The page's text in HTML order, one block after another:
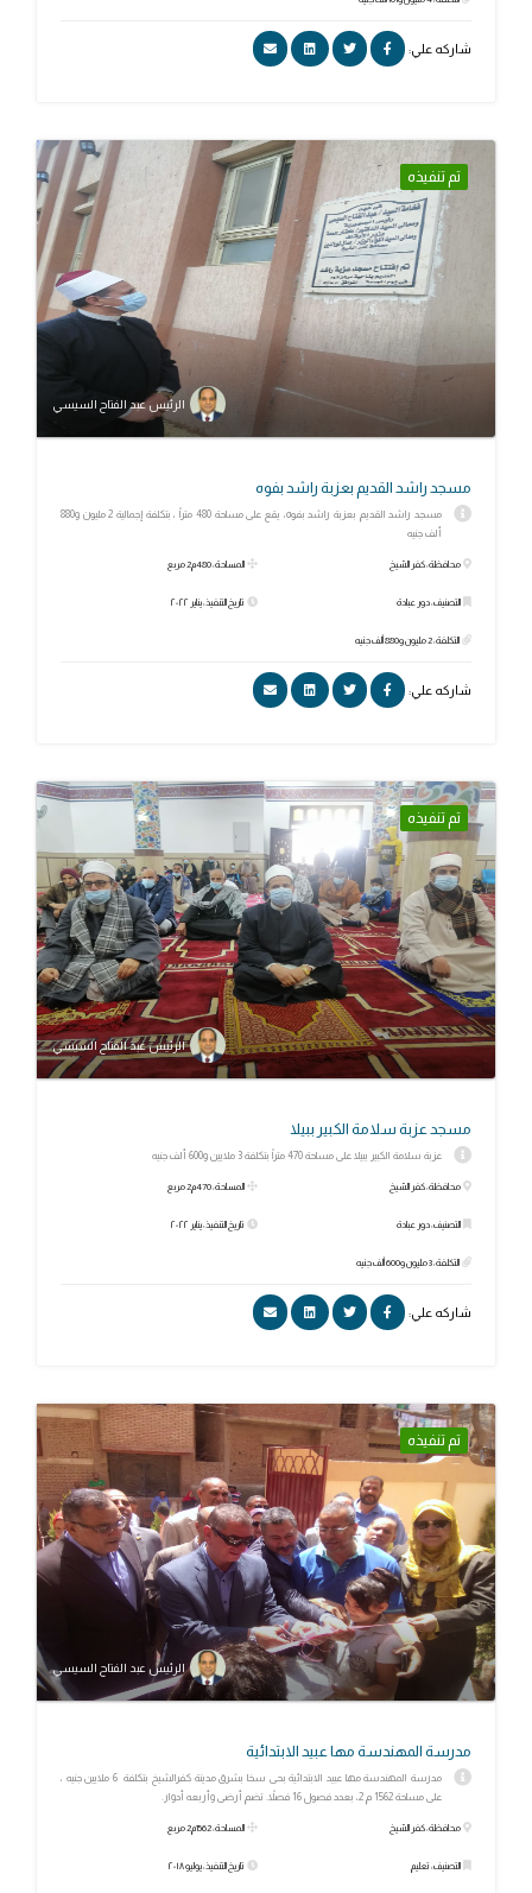
شاركه علي:
تم تنفيذه
الرئيس عبد الفتاح السيسي
مسجد راشد القديم بعزبة راشد بفوه
مسجد راشد القديم بعزبة راشد بفوه، يقع على مساحة 480 متراً ، بتكلفة إجمالية 2 مليون و880
ألف جنيه
محافظة: كفر الشيخ
التصنيف: دور عبادة
التكلفة: 2 مليون و880 ألف جنيه
المساحة: 480م2 مربع
تاريخ التنفيذ: يناير ٢٠٢٢
شاركه علي:
تم تنفيذه
الرئيس عبد الفتاح السيسي
مسجد عزبة سلامة الكبير ببيلا
عزبة سلامة الكبير ببيلا على مساحة 470 متراً بتكلفة 3 ملايين و600 ألف جنيه
محافظة: كفر الشيخ
التصنيف: دور عبادة
التكلفة: 3 مليون و600 ألف جنيه
المساحة: 470م2 مربع
تاريخ التنفيذ: يناير ٢٠٢٢
شاركه علي:
تم تنفيذه
الرئيس عبد الفتاح السيسي
مدرسة المهندسة مها عبيد الابتدائية
مدرسة المهندسة مها عبيد الابتدائية بحى سخا بشرق مدينة كفرالشيخ بتكلفة 6 ملايين جنيه ،
على مساحة 1562 م 2، بعدد فصول 16 فصلاً. تضم أرضى وأربعه أدوار.
محافظة: كفر الشيخ
التصنيف: تعليم
المساحة: 1562م2 مربع
تاريخ التنفيذ: يوليو ٢٠١٨